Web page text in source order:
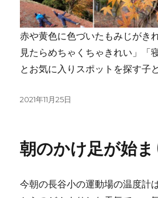
赤や黄色に色づいたもみじがき
見たらめちゃくちゃきれい」「
とお気に入りスポットを探す子
投
2021年11月25日
朝のかけ足が始
今朝の長谷小の運動場の温度計